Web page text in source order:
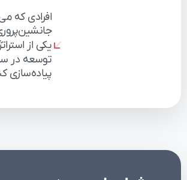
افرادی که
یکی از
توسعه در
پیاده‌سازی